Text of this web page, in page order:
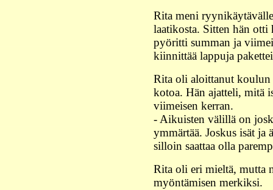
Rita meni
laatikosta. Sitten hän
pyöritti summan ja
kiinnittää lappuja
Rita oli aloittanut koulun
kotoa. Hän ajatteli, mitä
viimeisen kerran.
- Aikuisten välillä on
ymmärtää. Joskus isät ja
silloin saattaa olla
Rita oli eri mieltä, mutta
myöntämisen merkiksi.